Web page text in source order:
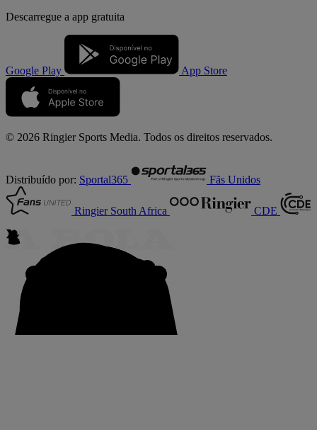
Descarregue a app gratuita
Google Play App Store
© 2026 Ringier Sports Media. Todos os direitos reservados.
Distribuído por: Sportal365 Fãs Unidos
Ringier South Africa CDE